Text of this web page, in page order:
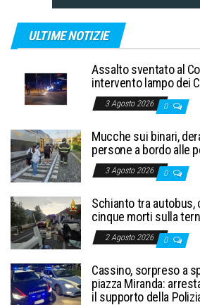
ULTIME NOTIZIE
Assalto sventato al
intervento lampo dei
3 Agosto 2026 0
Mucche sui binari,
persone a bordo alle
3 Agosto 2026 0
Schianto tra autobus,
cinque morti sulla
2 Agosto 2026 0
Cassino, sorpreso a
piazza Miranda:
il supporto della